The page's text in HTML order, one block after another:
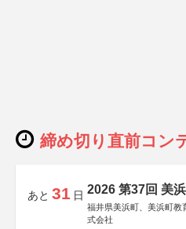
締め切り直前コン
あと 31 日 2026 第37回 美
福井県美浜町、美浜町教
式会社